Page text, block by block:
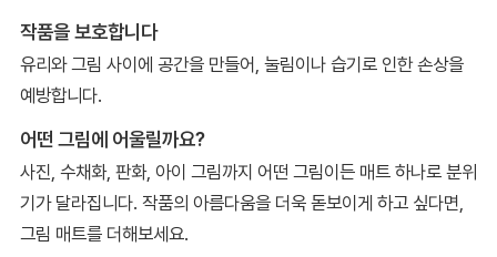
작품을 보호합니다
유리와 그림 사이에 공간을 만들어, 눌림이나 습기로 인한 손상을
예방합니다.
어떤 그림에 어울릴까요?
사진, 수채화, 판화, 아이 그림까지 어떤 그림이든 매트 하나로 분위
기가 달라집니다. 작품의 아름다움을 더욱 돋보이게 하고 싶다면,
그림 매트를 더해보세요.